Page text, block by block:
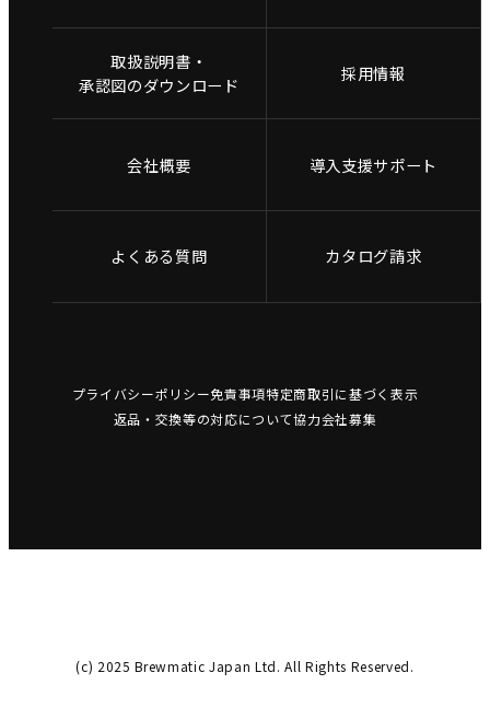
取扱説明書・
承認図のダウンロード
採用情報
会社概要 導入支援サポート
よくある質問 カタログ請求
プライバシーポリシー免責事項特定商取引に基づく表示
返品・交換等の対応について協力会社募集
(c) 2025 Brewmatic Japan Ltd. All Rights Reserved.